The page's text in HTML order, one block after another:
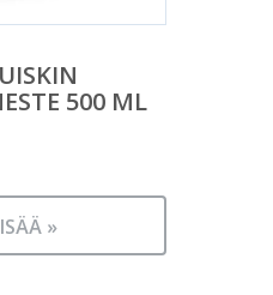
500 ML
»